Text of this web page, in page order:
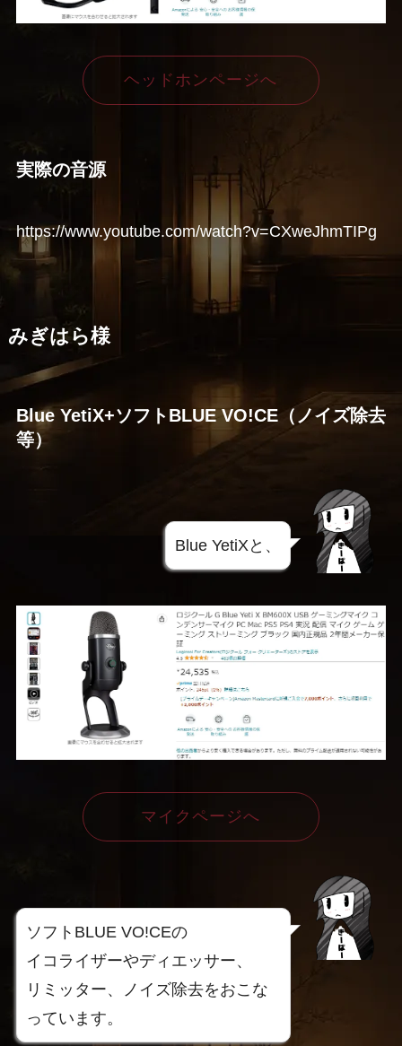
ヘッドホンページへ
実際の音源
https://www.youtube.com/watch?v=CXweJhmTIPg
みぎはら様
Blue YetiX+ソフトBLUE VO!CE（ノイズ除去
等）
Blue YetiXと、
マイクページへ
ソフトBLUE VO!CEの
イコライザーやディエッサー、
リミッター、ノイズ除去をおこな
っています。